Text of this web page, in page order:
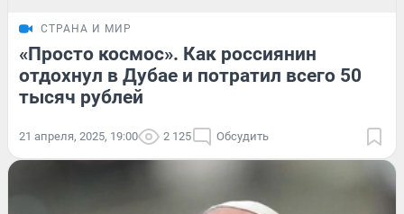
СТРАНА И МИР
«Просто космос». Как россиянин
отдохнул в Дубае и потратил всего 50
тысяч рублей
21 апреля, 2025, 19:00 2 125 Обсудить